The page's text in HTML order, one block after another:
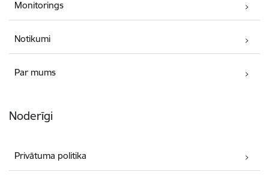
Monitorings
Notikumi
Par mums
Noderīgi
Privātuma politika